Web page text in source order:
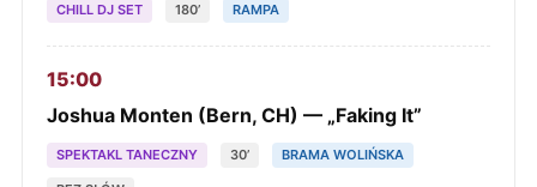
CHILL DJ SET 180’ RAMPA
15:00
Joshua Monten (Bern, CH) — „Faking It”
SPEKTAKL TANECZNY 30’ BRAMA WOLIŃSKA